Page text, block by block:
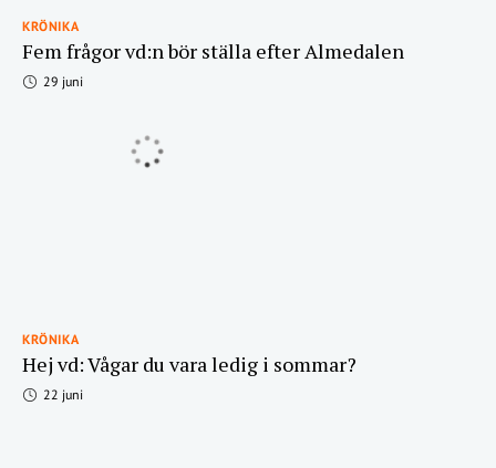
KRÖNIKA
Fem frågor vd:n bör ställa efter Almedalen
29 juni
KRÖNIKA
Hej vd: Vågar du vara ledig i sommar?
22 juni